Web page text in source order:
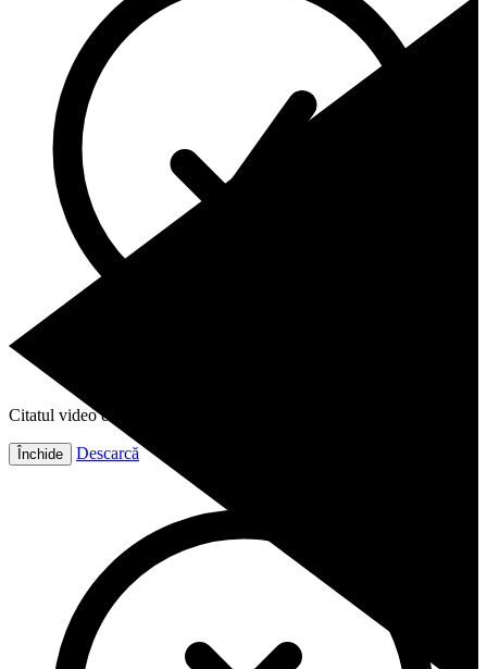
Citatul video este gata!
Închide Descarcă